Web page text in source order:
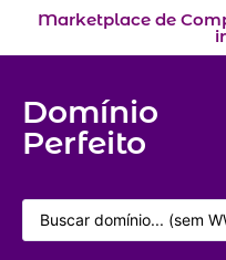
Marketplace de
Domínio
Perfeito